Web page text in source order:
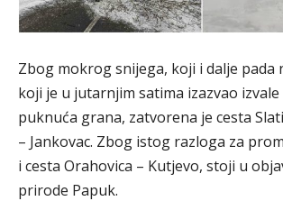
Zbog mokrog snijega, koji i dalje pada
koji je u jutarnjim satima izazvao izvale
puknuća grana, zatvorena je cesta
– Jankovac. Zbog istog razloga za
i cesta Orahovica – Kutjevo, stoji u
prirode Papuk.